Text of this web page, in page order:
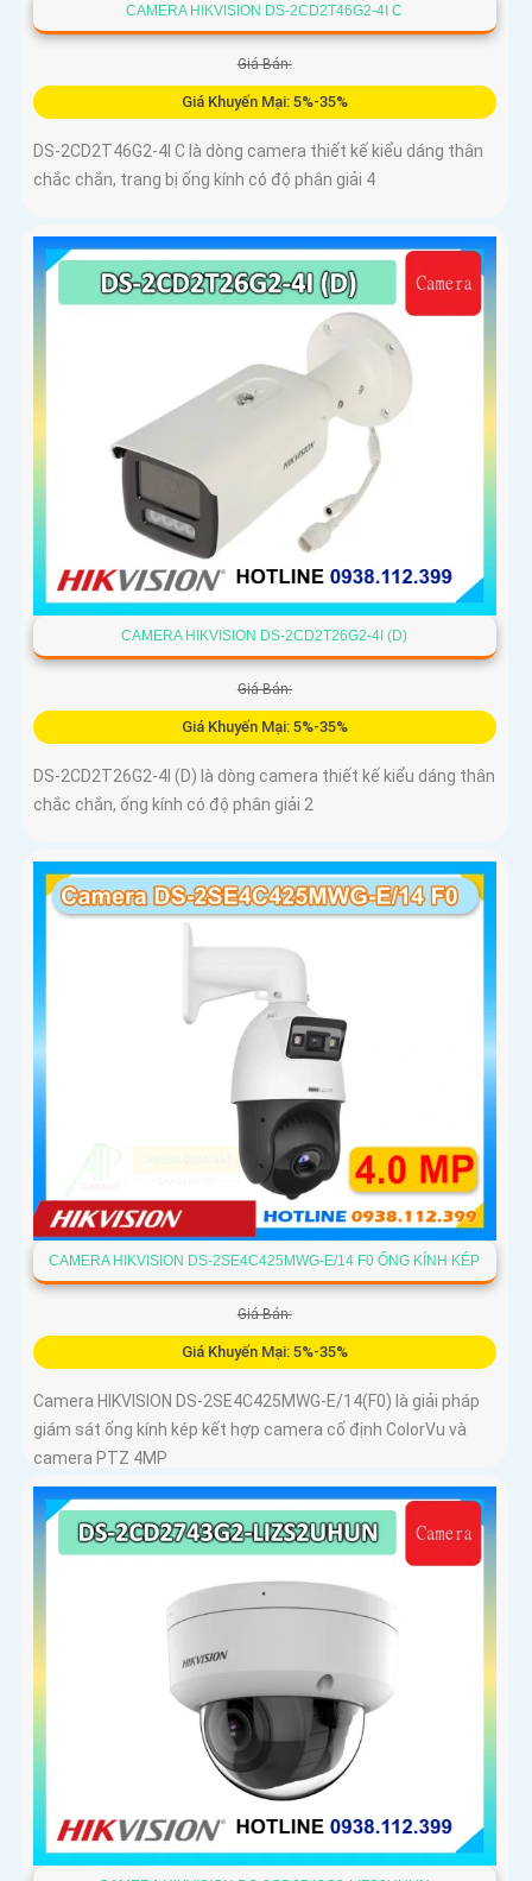
CAMERA HIKVISION DS-2CD2T46G2-4I C
Giá Bán:
Giá Khuyến Mại: 5%-35%
DS-2CD2T46G2-4I C là dòng camera thiết kế kiểu dáng thân
chắc chắn, trang bị ống kính có độ phân giải 4
CAMERA HIKVISION DS-2CD2T26G2-4I (D)
Giá Bán:
Giá Khuyến Mại: 5%-35%
DS-2CD2T26G2-4I (D) là dòng camera thiết kế kiểu dáng thân
chắc chắn, ống kính có độ phân giải 2
CAMERA HIKVISION DS-2SE4C425MWG-E/14 F0 ỐNG KÍNH KÉP
Giá Bán:
Giá Khuyến Mại: 5%-35%
Camera HIKVISION DS-2SE4C425MWG-E/14(F0) là giải pháp
giám sát ống kính kép kết hợp camera cố định ColorVu và
camera PTZ 4MP